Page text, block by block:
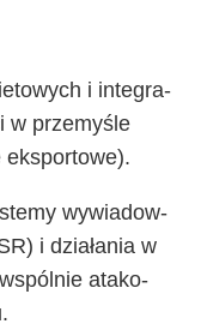
i in­te­gra­
w prze­my­śle
eks­por­to­we).
wy­wia­dow­
i dzia­ła­nia w
ata­ko­